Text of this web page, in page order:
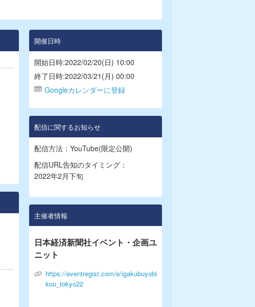
開催日時
開始日時:2022/02/20(日) 10:00
終了日時:2022/03/21(月) 00:00
Googleカレンダーに登録
配信に関するお知らせ
配信方法：YouTube(限定公開)
配信URL告知のタイミング：
2022年2月下旬
主催者情報
日本経済新聞社イベント・企画ユ
ニット
https://eventregist.com/e/igakubuyobi
kou_tokyo22